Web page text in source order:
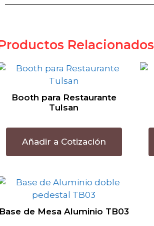
Relacionados
Booth para Restaurante
Tulsan
Añadir a Cotización
de Mesa Aluminio TB03